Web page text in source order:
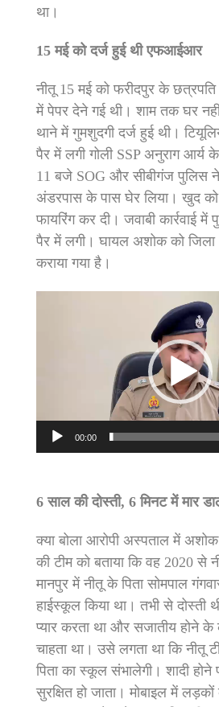
था।
15 मई को दर्ज हुई थी एफआईआर
नीतू 15 मई को फरीदपुर के
में पेपर देने गई थी। शाम तक घर नहीं
थाने में गुमशुदगी दर्ज हुई थी।
पैर में लगी गोली SSP अनुराग आर्य के
11 बजे SOG और सीबीगंज पुलिस
अंडरपास के पास घेर लिया। खुद
फायरिंग कर दी। जवाबी कार्रवाई
पैर में लगी। घायल अशोक को जिला
कराया गया है।
00:00
6 साल की दोस्ती, 6 मिनट में मार
क्या बोला आरोपी अस्पताल में
की टीम को बताया कि वह 2020 से
मानपुर में नीतू के पिता सोमपाल
हाईस्कूल किया था। तभी से
प्यार करता था और सजातीय होने के
चाहता था। उसे लगता था कि नीतू
पिता का स्कूल संभालेगी। शादी होने
सुरक्षित हो जाता। मोबाइल में